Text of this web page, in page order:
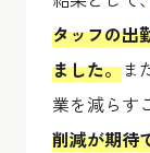
タッフの出
ました。ま
業を減らす
削減が期待